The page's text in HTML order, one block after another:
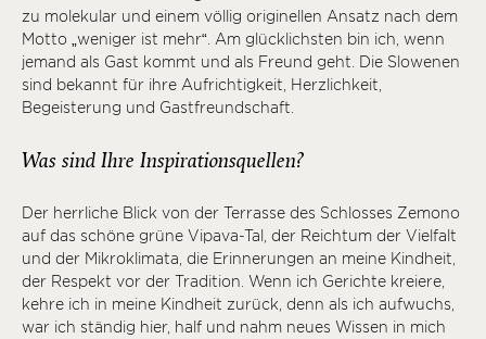
zu molekular und einem völlig originellen Ansatz nach dem
Motto „weniger ist mehr“. Am glücklichsten bin ich, wenn
jemand als Gast kommt und als Freund geht. Die Slowenen
sind bekannt für ihre Aufrichtigkeit, Herzlichkeit,
Begeisterung und Gastfreundschaft.
Was sind Ihre Inspirationsquellen?
Der herrliche Blick von der Terrasse des Schlosses Zemono
auf das schöne grüne Vipava-Tal, der Reichtum der Vielfalt
und der Mikroklimata, die Erinnerungen an meine Kindheit,
der Respekt vor der Tradition. Wenn ich Gerichte kreiere,
kehre ich in meine Kindheit zurück, denn als ich aufwuchs,
war ich ständig hier, half und nahm neues Wissen in mich